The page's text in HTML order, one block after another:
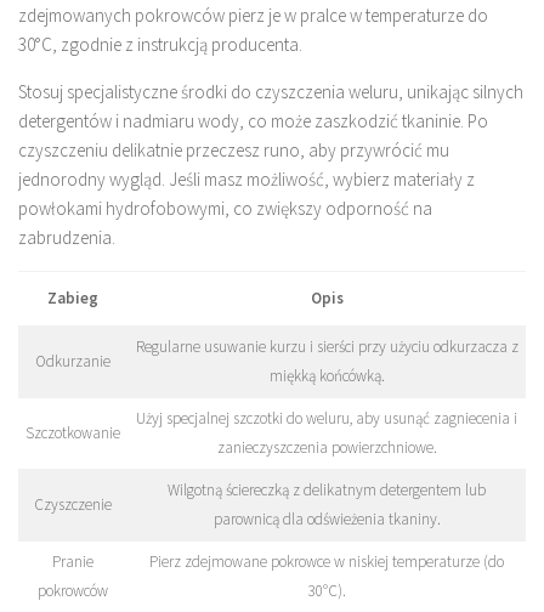
zdejmowanych pokrowców pierz je w pralce w temperaturze do
30°C, zgodnie z instrukcją producenta.
Stosuj specjalistyczne środki do czyszczenia weluru, unikając silnych
detergentów i nadmiaru wody, co może zaszkodzić tkaninie. Po
czyszczeniu delikatnie przeczesz runo, aby przywrócić mu
jednorodny wygląd. Jeśli masz możliwość, wybierz materiały z
powłokami hydrofobowymi, co zwiększy odporność na
zabrudzenia.
Zabieg Opis
Odkurzanie
Regularne usuwanie kurzu i sierści przy użyciu odkurzacza z
miękką końcówką.
Szczotkowanie
Użyj specjalnej szczotki do weluru, aby usunąć zagniecenia i
zanieczyszczenia powierzchniowe.
Czyszczenie
Wilgotną ściereczką z delikatnym detergentem lub
parownicą dla odświeżenia tkaniny.
Pranie
pokrowców
Pierz zdejmowane pokrowce w niskiej temperaturze (do
30°C).